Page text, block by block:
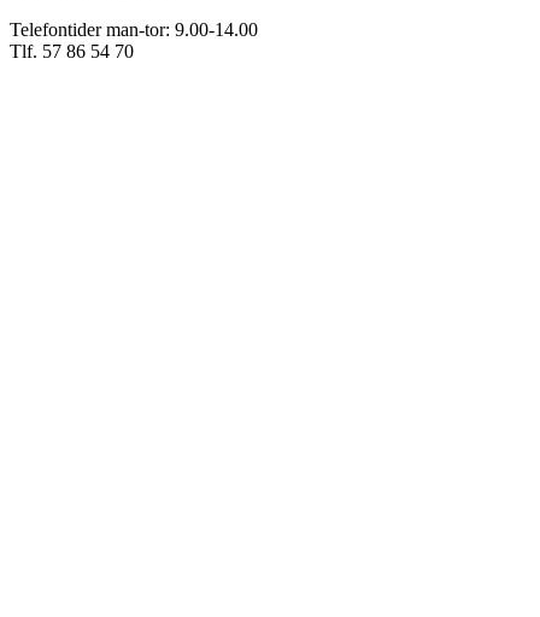
Telefontider man-tor: 9.00-14.00
Tlf. 57 86 54 70